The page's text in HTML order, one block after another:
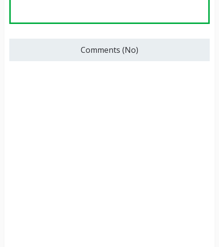
Comments (No)